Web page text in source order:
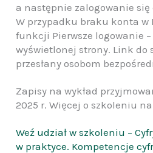
a następnie zalogowanie się
W przypadku braku konta w
funkcji Pierwsze logowanie
wyświetlonej strony. Link do
przesłany osobom
Zapisy na wykład
2025 r. Więcej o szkoleniu
Weź udział w szkoleniu –
w praktyce. Kompetencje